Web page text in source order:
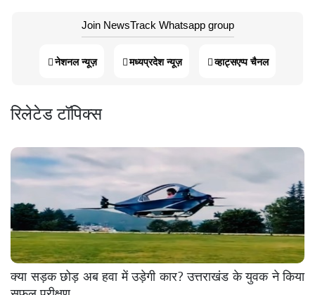
Join NewsTrack Whatsapp group
नेशनल न्यूज़ मध्यप्रदेश न्यूज़ व्हाट्सएप्प चैनल
रिलेटेड टॉपिक्स
क्या सड़क छोड़ अब हवा में उड़ेगी कार? उत्तराखंड के युवक ने किया